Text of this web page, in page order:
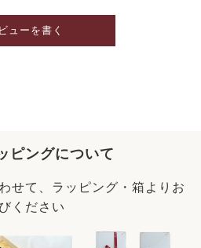
ューを書く
ピングについて
せて、ラッピング・箱よりお
ください